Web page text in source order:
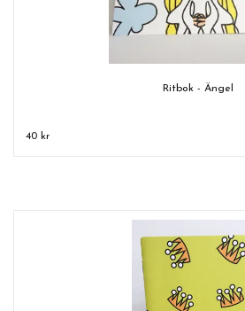
Ritbok - Ängel
40 kr